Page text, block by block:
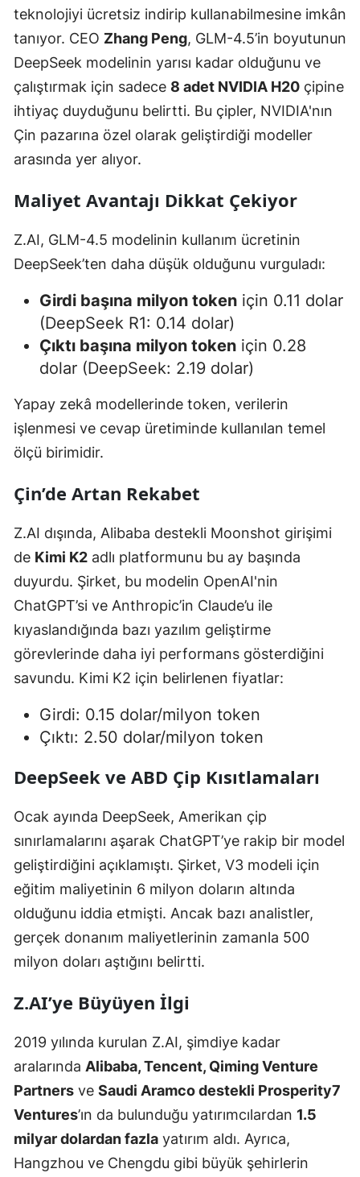
teknolojiyi ücretsiz indirip kullanabilmesine imkân
tanıyor. CEO Zhang Peng, GLM-4.5’in boyutunun
DeepSeek modelinin yarısı kadar olduğunu ve
çalıştırmak için sadece 8 adet NVIDIA H20 çipine
ihtiyaç duyduğunu belirtti. Bu çipler, NVIDIA'nın
Çin pazarına özel olarak geliştirdiği modeller
arasında yer alıyor.
Maliyet Avantajı Dikkat Çekiyor
Z.AI, GLM-4.5 modelinin kullanım ücretinin
DeepSeek’ten daha düşük olduğunu vurguladı:
Girdi başına milyon token için 0.11 dolar
(DeepSeek R1: 0.14 dolar)
Çıktı başına milyon token için 0.28
dolar (DeepSeek: 2.19 dolar)
Yapay zekâ modellerinde token, verilerin
işlenmesi ve cevap üretiminde kullanılan temel
ölçü birimidir.
Çin’de Artan Rekabet
Z.AI dışında, Alibaba destekli Moonshot girişimi
de Kimi K2 adlı platformunu bu ay başında
duyurdu. Şirket, bu modelin OpenAI'nin
ChatGPT’si ve Anthropic’in Claude’u ile
kıyaslandığında bazı yazılım geliştirme
görevlerinde daha iyi performans gösterdiğini
savundu. Kimi K2 için belirlenen fiyatlar:
Girdi: 0.15 dolar/milyon token
Çıktı: 2.50 dolar/milyon token
DeepSeek ve ABD Çip Kısıtlamaları
Ocak ayında DeepSeek, Amerikan çip
sınırlamalarını aşarak ChatGPT’ye rakip bir model
geliştirdiğini açıklamıştı. Şirket, V3 modeli için
eğitim maliyetinin 6 milyon doların altında
olduğunu iddia etmişti. Ancak bazı analistler,
gerçek donanım maliyetlerinin zamanla 500
milyon doları aştığını belirtti.
Z.AI’ye Büyüyen İlgi
2019 yılında kurulan Z.AI, şimdiye kadar
aralarında Alibaba, Tencent, Qiming Venture
Partners ve Saudi Aramco destekli Prosperity7
Ventures’ın da bulunduğu yatırımcılardan 1.5
milyar dolardan fazla yatırım aldı. Ayrıca,
Hangzhou ve Chengdu gibi büyük şehirlerin